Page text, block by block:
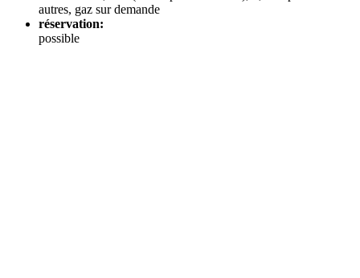
autres, gaz sur demande
réservation:
possible